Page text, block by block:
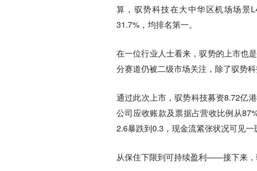
算，驭势科技在大中华区机场场景
31.7%，均排名第一。
在一位行业人士看来，驭势的上市也
分赛道仍被二级市场关注，除了驭势
通过此次上市，驭势科技募资8.72亿
公司应收账款及票据占营收比例从
2.6暴跌到0.3， 现金流紧张状况可见一
从保住下限到可持续盈利——接下来，